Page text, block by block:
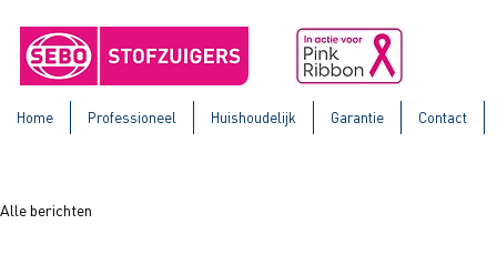
Home Professioneel Huishoudelijk Garantie Contact
Alle berichten